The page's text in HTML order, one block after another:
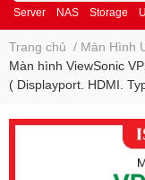
Server NAS Storage
Trang chủ / Màn Hình
Màn hình ViewSonic
( Displayport. HDMI.